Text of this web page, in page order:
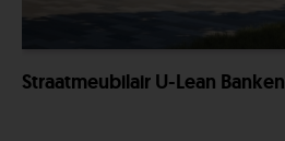
Straatmeubilair U-Lean Banken